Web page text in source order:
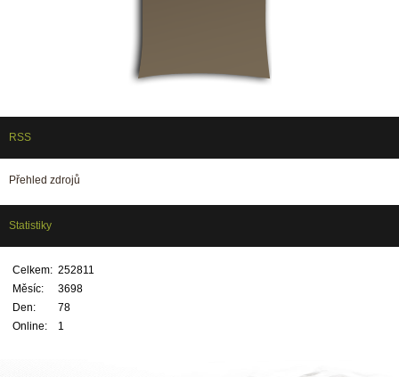
RSS
Přehled zdrojů
Statistiky
Online: 1
Celkem: 252811
Měsíc:
3698
Den:
78